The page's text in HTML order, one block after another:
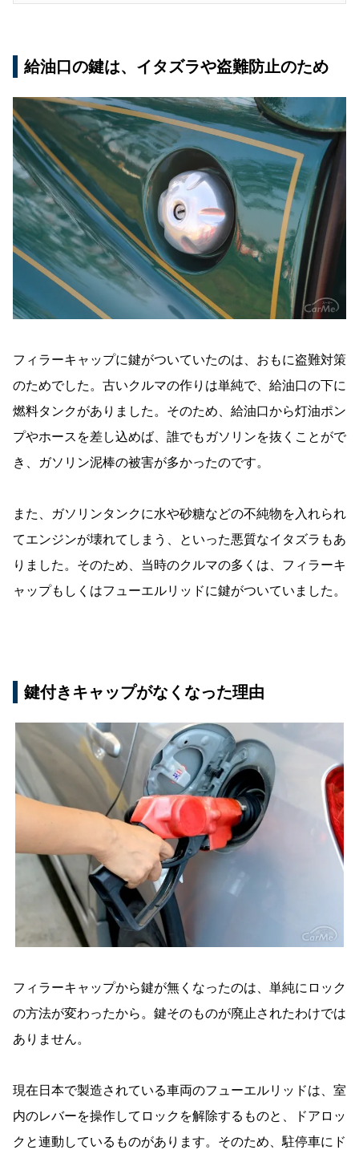
給油口の鍵は、イタズラや盗難防止のため
フィラーキャップに鍵がついていたのは、おもに盗難対策
のためでした。古いクルマの作りは単純で、給油口の下に
燃料タンクがありました。そのため、給油口から灯油ポン
プやホースを差し込めば、誰でもガソリンを抜くことがで
き、ガソリン泥棒の被害が多かったのです。
また、ガソリンタンクに水や砂糖などの不純物を入れられ
てエンジンが壊れてしまう、といった悪質なイタズラもあ
りました。そのため、当時のクルマの多くは、フィラーキ
ャップもしくはフューエルリッドに鍵がついていました。
鍵付きキャップがなくなった理由
フィラーキャップから鍵が無くなったのは、単純にロック
の方法が変わったから。鍵そのものが廃止されたわけでは
ありません。
現在日本で製造されている車両のフューエルリッドは、室
内のレバーを操作してロックを解除するものと、ドアロッ
クと連動しているものがあります。そのため、駐停車にド